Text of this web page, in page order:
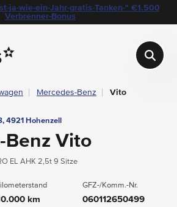
ja-wie-ein-Jahr-gratis-Tanken-" €1.500
Verbrenner-Bonus
Pappas
Mercedes-Benz Vito
4921 Hohenzell
Benz Vito
EL AHK 2,5t 9 Sitze
km
GFZ-/Komm.-Nr.
060112650499